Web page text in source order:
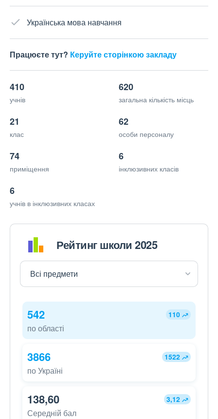
Українська мова навчання
Працюєте тут? Керуйте сторінкою закладу
410
учнів
620
загальна кількість місць
21
клас
62
особи персоналу
74
приміщення
6
інклюзивних класів
6
учнів в інклюзивних класах
Рейтинг школи 2025
542 110
по області
3866 1522
по Україні
138,60 3,12
Середній бал